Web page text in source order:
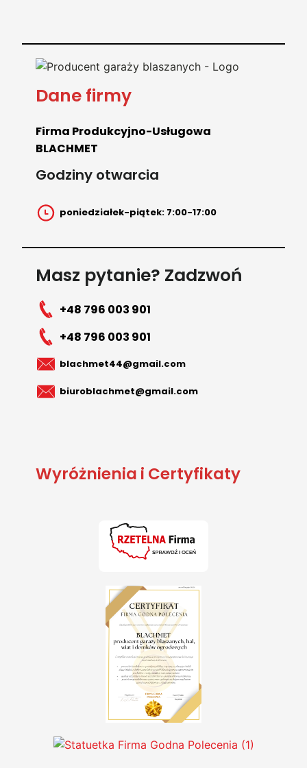
Dane firmy
Firma Produkcyjno-Usługowa
BLACHMET
Godziny otwarcia
poniedziałek-piątek: 7:00-17:00
Masz pytanie? Zadzwoń
+48 796 003 901
+48 796 003 901
blachmet44@gmail.com
biuroblachmet@gmail.com
Wyróżnienia i Certyfikaty